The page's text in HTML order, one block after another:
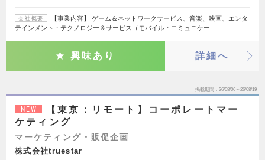
会社概要
【事業内容】 ゲーム＆ネットワークサービス、音楽、映画、エンタ
テインメント・テクノロジー＆サービス（モバイル・コミュニケー…
興味あり 詳細へ
掲載期間 26/08/06～26/08/19
NEW
【東京：リモート】コーポレートマー
ケティング
マーケティング・販促企画
株式会社truestar